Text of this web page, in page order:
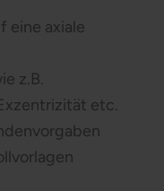
eine axiale
z.B.
etc.